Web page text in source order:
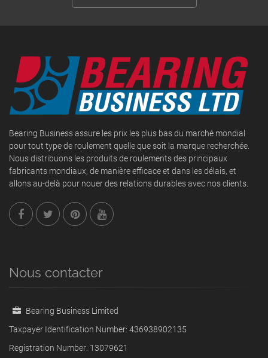
Bearing Business assure les prix les plus bas du marché mondial
pour tout type de roulement quelle que soit la marque recherchée.
Nous distribuons les produits de roulements des principaux
fabricants mondiaux, de manière efficace et dans les délais, et
allons au-delà pour nouer des relations durables avec nos clients.
Nous contacter
Bearing Business Limited
Taxpayer Identification Number: 436938902135
Registration Number: 13079621